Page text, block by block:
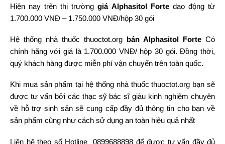
Hiện nay trên thị trường giá Alphasitol Forte dao động từ
1.700.000 VNĐ – 1.750.000 VNĐ/hộp 30 gói
Hệ thống nhà thuốc thuoctot.org bán Alphasitol Forte Có
chính hãng với giá là 1.700.000 VNĐ/ hộp 30 gói. Đồng thời,
quý khách hàng được miễn phí vận chuyển trên toàn quốc.
Khi mua sản phẩm tại hệ thống nhà thuốc thuoctot.org bạn sẽ
được tư vấn bởi các thạc sỹ bác sĩ giàu kinh nghiệm chuyên
về hỗ trợ sinh sản sẽ cung cấp đầy đủ thông tin cho bạn về
sản phẩm cũng như cách sử dụng an toàn hiệu quả nhất
Liên hệ theo số Hotline 0899688898 để được tư vấn đầy đủ